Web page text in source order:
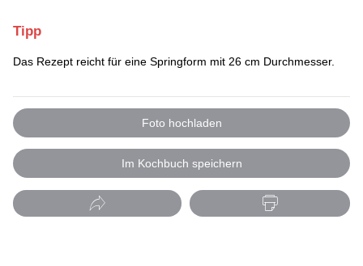
Tipp
Das Rezept reicht für eine Springform mit 26 cm Durchmesser.
Foto hochladen
Im Kochbuch speichern